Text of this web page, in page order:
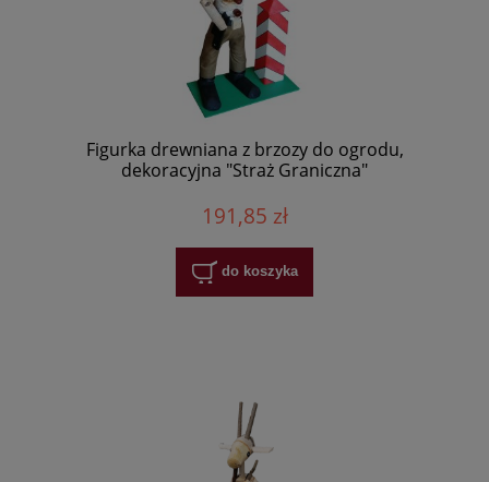
Figurka drewniana z brzozy do ogrodu,
dekoracyjna "Straż Graniczna"
191,85 zł
do koszyka